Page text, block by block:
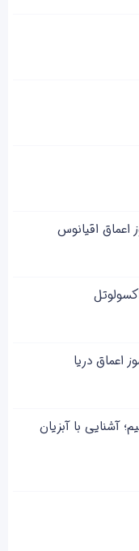
اقیانوس
اعماق دریا
آشنایی با آبزیان